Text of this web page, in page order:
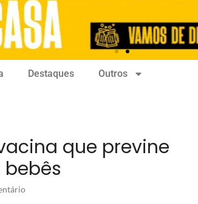
Destaques Outros
que previne